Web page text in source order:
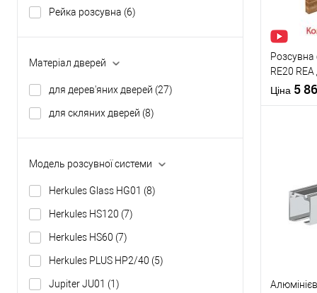
Рейка розсувна (6)
Матеріал дверей
для дерев'яних дверей (27)
для скляних дверей (8)
Модель розсувної системи
Herkules Glass HG01 (8)
Herkules HS120 (7)
Herkules HS60 (7)
Herkules PLUS HP2/40 (5)
Jupiter JU01 (1)
Виробник
Тип товару
Матеріал
розсувної
Розсувна
RE20
полотно
Ціна 5
У